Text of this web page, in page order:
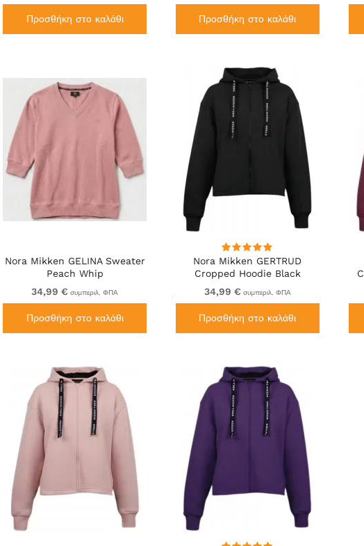
Προσθήκη στο καλάθι Προσθήκη στο καλάθι
Nora Mikken GELINA Sweater
Peach Whip
34,99 € συμπεριλ. ΦΠΑ
Προσθήκη στο καλάθι
Nora Mikken GERTRUD
Cropped Hoodie Black
34,99 € συμπεριλ. ΦΠΑ
Προσθήκη στο καλάθι